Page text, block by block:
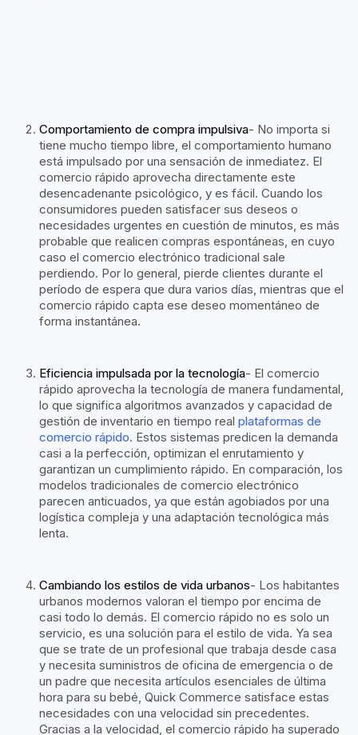
Comportamiento de compra impulsiva- No importa si
tiene mucho tiempo libre, el comportamiento humano
está impulsado por una sensación de inmediatez. El
comercio rápido aprovecha directamente este
desencadenante psicológico, y es fácil. Cuando los
consumidores pueden satisfacer sus deseos o
necesidades urgentes en cuestión de minutos, es más
probable que realicen compras espontáneas, en cuyo
caso el comercio electrónico tradicional sale
perdiendo. Por lo general, pierde clientes durante el
período de espera que dura varios días, mientras que el
comercio rápido capta ese deseo momentáneo de
forma instantánea.
Eficiencia impulsada por la tecnología- El comercio
rápido aprovecha la tecnología de manera fundamental,
lo que significa algoritmos avanzados y capacidad de
gestión de inventario en tiempo real plataformas de
comercio rápido. Estos sistemas predicen la demanda
casi a la perfección, optimizan el enrutamiento y
garantizan un cumplimiento rápido. En comparación, los
modelos tradicionales de comercio electrónico
parecen anticuados, ya que están agobiados por una
logística compleja y una adaptación tecnológica más
lenta.
Cambiando los estilos de vida urbanos- Los habitantes
urbanos modernos valoran el tiempo por encima de
casi todo lo demás. El comercio rápido no es solo un
servicio, es una solución para el estilo de vida. Ya sea
que se trate de un profesional que trabaja desde casa
y necesita suministros de oficina de emergencia o de
un padre que necesita artículos esenciales de última
hora para su bebé, Quick Commerce satisface estas
necesidades con una velocidad sin precedentes.
Gracias a la velocidad, el comercio rápido ha superado